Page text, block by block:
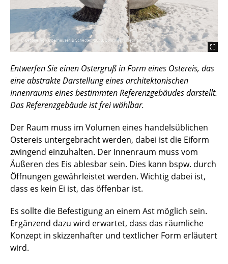
Entwerfen Sie einen Ostergruß in Form eines Ostereis, das
eine abstrakte Darstellung eines architektonischen
Innenraums eines bestimmten Referenzgebäudes darstellt.
Das Referenzgebäude ist frei wählbar.
Der Raum muss im Volumen eines handelsüblichen
Ostereis untergebracht werden, dabei ist die Eiform
zwingend einzuhalten. Der Innenraum muss vom
Äußeren des Eis ablesbar sein. Dies kann bspw. durch
Öffnungen gewährleistet werden. Wichtig dabei ist,
dass es kein Ei ist, das öffenbar ist.
Es sollte die Befestigung an einem Ast möglich sein.
Ergänzend dazu wird erwartet, dass das räumliche
Konzept in skizzenhafter und textlicher Form erläutert
wird.